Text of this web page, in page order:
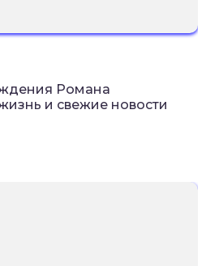
Романа
и свежие новости